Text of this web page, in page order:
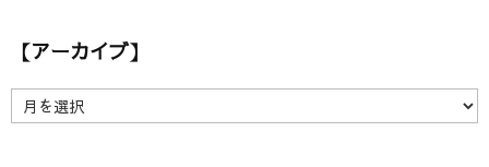
【アーカイブ】
ア